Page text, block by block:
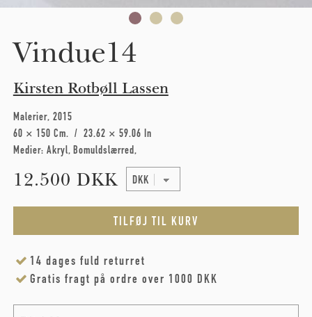
Vindue14
Kirsten Rotbøll Lassen
Malerier 2015
60 × 150 Cm
23.62 × 59.06 In
Medier: Akryl Bomuldslærred
12.500 DKK
14 dages fuld returret
Gratis fragt på ordre over 1000 DKK